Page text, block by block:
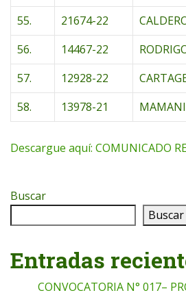
55.
21674-22
56.
14467-22
57.
12928-22
58.
13978-21
Descargue aquí: COMUNICADO
Buscar
Buscar
Entradas
CONVOCATORIA N° 017–